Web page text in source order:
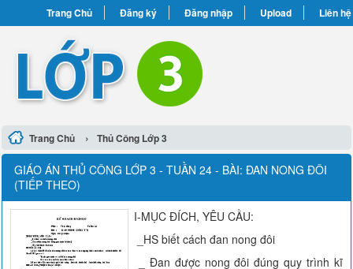
Trang Chủ Đăng ký Đăng nhập Upload Liên hệ
Trang Chủ › Thủ Công Lớp 3
GIÁO ÁN THỦ CÔNG LỚP 3 - TUẦN 24 - BÀI: ĐAN NONG ĐÔI
(TIẾP THEO)
I-MỤC ĐÍCH, YÊU CẦU:
_HS biết cách đan nong đôi
_ Đan được nong đôi đúng quy trình kĩ